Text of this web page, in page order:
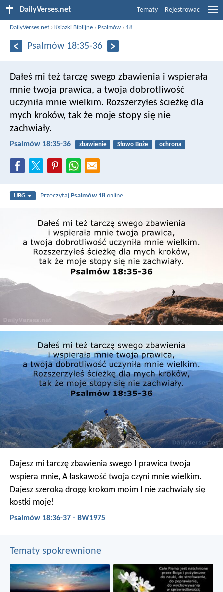
DailyVerses.net Tematy Rejestrowac
DailyVerses.net ›Ksiazki Biblijne › Psalmów › 18
Psalmów 18:35-36
Dałeś mi też tarczę swego zbawienia i wspierała
mnie twoja prawica, a twoja dobrotliwość
uczyniła mnie wielkim. Rozszerzyłeś ścieżkę dla
mych kroków, tak że moje stopy się nie
zachwiały.
Psalmów 18:35-36 zbawienie Słowo Boże ochrona
UBG PrzeczytajPsalmów 18 online
Dajesz mi tarczę zbawienia swego I prawica twoja
wspiera mnie, A łaskawość twoja czyni mnie wielkim.
Dajesz szeroką drogę krokom moim I nie zachwiały się
kostki moje!
Psalmów 18:36-37 - BW1975
Tematy spokrewnione